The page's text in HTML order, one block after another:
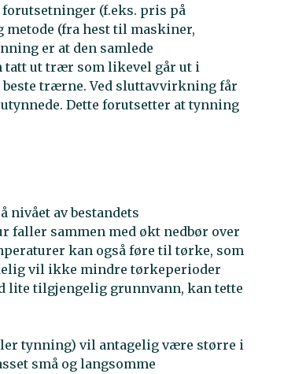
(f.eks. pris på
(fra hest til maskiner,
er at den samlede
tatt ut trær som likevel går ut i
trærne. Ved sluttavvirkning får
Dette forutsetter at tynning
nivået av bestandets
faller sammen med økt nedbør over
kan også føre til tørke, som
vil ikke mindre tørkeperioder
lite tilgjengelig grunnvann, kan tette
tynning) vil antagelig være større i
små og langsomme